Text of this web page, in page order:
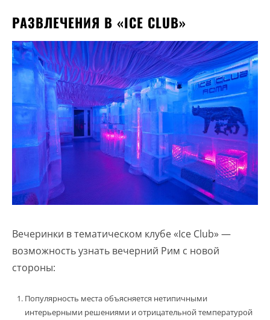
РАЗВЛЕЧЕНИЯ В «ICE CLUB»
Вечеринки в тематическом клубе «Ice Club» —
возможность узнать вечерний Рим с новой
стороны:
Популярность места объясняется нетипичными
интерьерными решениями и отрицательной температурой